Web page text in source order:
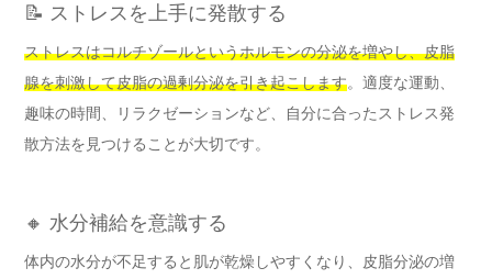
📝 ストレスを上手に発散する
ストレスはコルチゾールというホルモンの分泌を増やし、皮脂
腺を刺激して皮脂の過剰分泌を引き起こします。適度な運動、
趣味の時間、リラクゼーションなど、自分に合ったストレス発
散方法を見つけることが大切です。
🔸 水分補給を意識する
体内の水分が不足すると肌が乾燥しやすくなり、皮脂分泌の増